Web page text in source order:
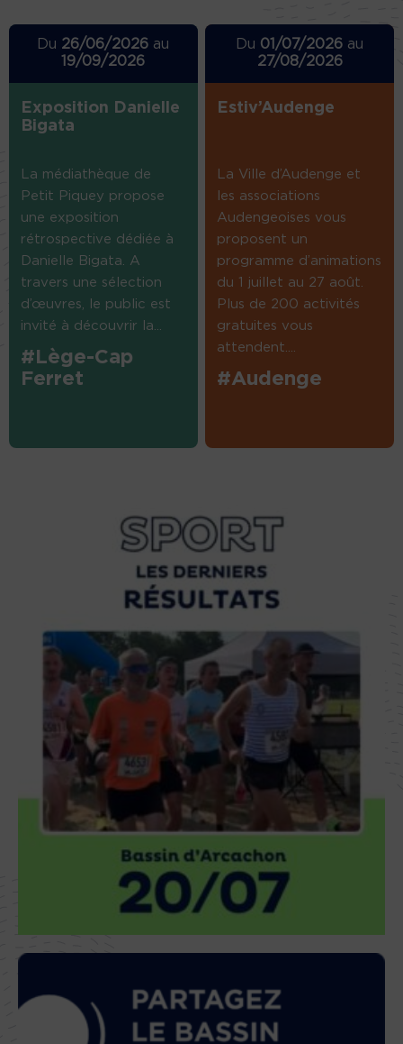
Du 26/06/2026 au
19/09/2026
Exposition Danielle
Bigata
La médiathèque de
Petit Piquey propose
une exposition
rétrospective dédiée à
Danielle Bigata. A
travers une sélection
d’œuvres, le public est
invité à découvrir la...
#Lège-Cap
Ferret
Du 01/07/2026 au
27/08/2026
Estiv’Audenge
La Ville d’Audenge et
les associations
Audengeoises vous
proposent un
programme d’animations
du 1 juillet au 27 août.
Plus de 200 activités
gratuites vous
attendent....
#Audenge